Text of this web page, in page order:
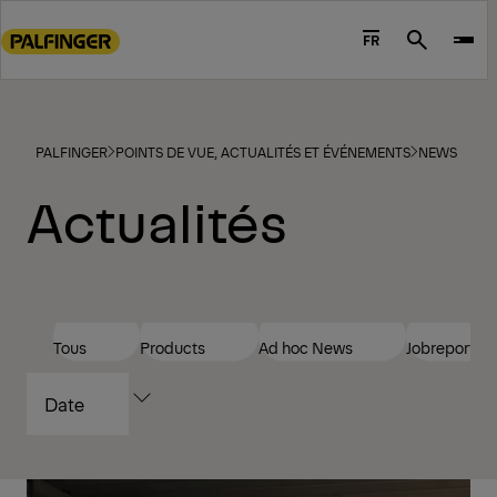
to
FR Search
PALFINGER POINTS DE VUE, ACTUALITÉS ET ÉVÉNEMENTS NEWS
Actualités
Tous Products Ad hoc News Jobreports
PAR